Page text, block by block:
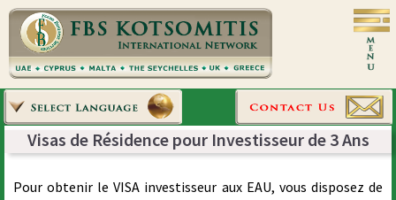
Visas de Résidence pour Investisseur de 3 Ans
Pour obtenir le VISA investisseur aux EAU, vous disposez de